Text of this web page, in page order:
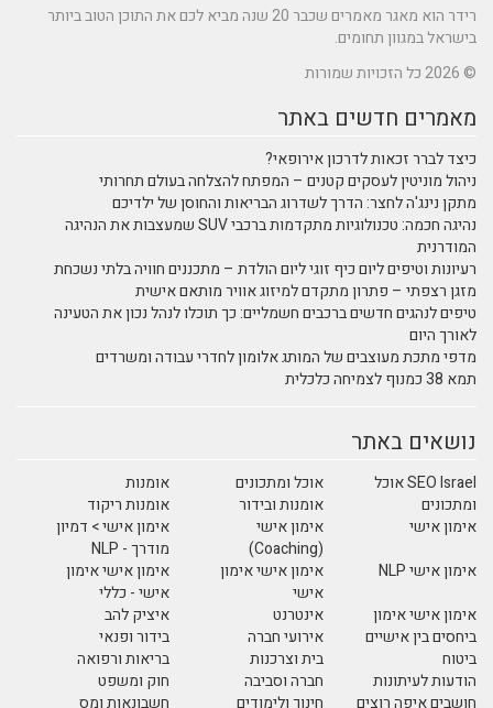
רידר הוא מאגר מאמרים שכבר 20 שנה מביא לכם את התוכן הטוב ביותר
בישראל במגוון תחומים.
© 2026 כל הזכויות שמורות
מאמרים חדשים באתר
כיצד לברר זכאות לדרכון אירופאי?
ניהול מוניטין לעסקים קטנים – המפתח להצלחה בעולם תחרותי
מתקן נינג'ה לחצר: הדרך לשדרוג הבריאות והחוסן של ילדיכם
נהיגה חכמה: טכנולוגיות מתקדמות ברכבי SUV שמעצבות את הנהיגה
המודרנית
רעיונות וטיפים ליום כיף זוגי ליום הולדת – מתכננים חוויה בלתי נשכחת
מזגן רצפתי – פתרון מתקדם למיזוג אוויר מותאם אישית
טיפים לנהגים חדשים ברכבים חשמליים: כך תוכלו לנהל נכון את הטעינה
לאורך היום
מדפי מתכת מעוצבים של המותג אלומון לחדרי עבודה ומשרדים
תמא 38 כמנוף לצמיחה כלכלית
נושאים באתר
SEO Israel אוכל
ומתכונים
אוכל ומתכונים
אומנות
אומנות ובידור
אומנות ריקוד
אימון אישי
אימון אישי
(Coaching)
אימון אישי > דמיון
מודרך - NLP
אימון אישי NLP
אימון אישי אימון
אישי
אימון אישי אימון
אישי - כללי
אימון אישי אימון
ביחסים בין אישיים
אינטרנט
איציק להב
אירועי חברה
בידור ופנאי
ביטוח
בית וצרכנות
בריאות ורפואה
הודעות לעיתונות
חברה וסביבה
חוק ומשפט
חושבים איפה רוצים
חינוך ולימודים חשבונאות ומס